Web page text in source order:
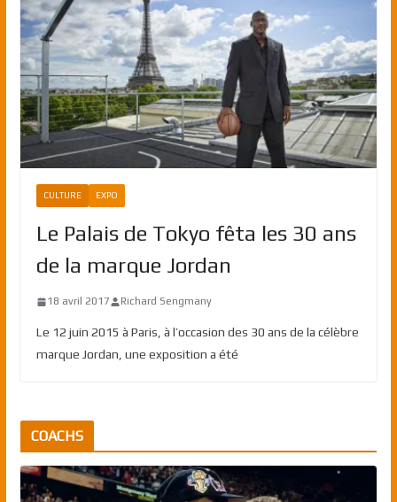
CULTURE EXPO
Le Palais de Tokyo fêta les 30 ans
de la marque Jordan
18 avril 2017 Richard Sengmany
Le 12 juin 2015 à Paris, à l’occasion des 30 ans de la célèbre
marque Jordan, une exposition a été
COACHS